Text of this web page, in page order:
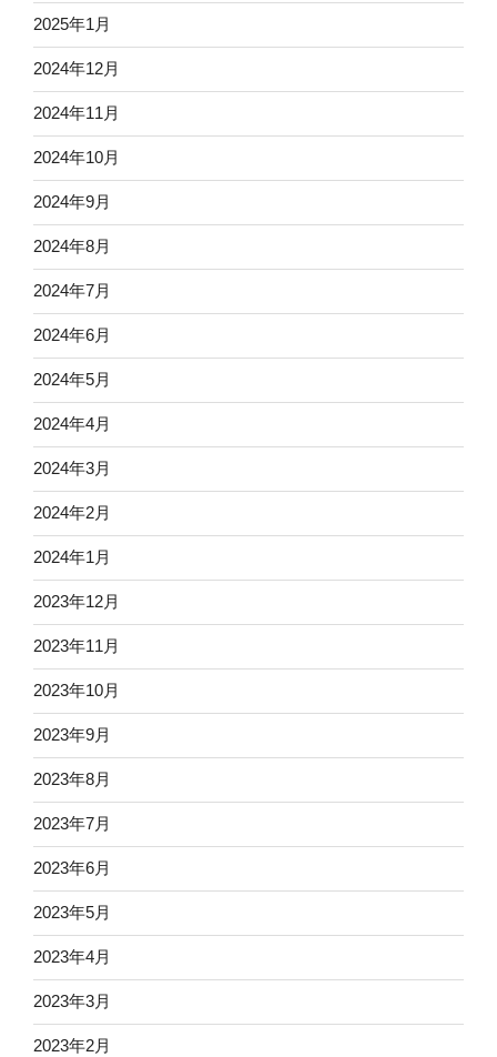
2025年1月
2024年12月
2024年11月
2024年10月
2024年9月
2024年8月
2024年7月
2024年6月
2024年5月
2024年4月
2024年3月
2024年2月
2024年1月
2023年12月
2023年11月
2023年10月
2023年9月
2023年8月
2023年7月
2023年6月
2023年5月
2023年4月
2023年3月
2023年2月